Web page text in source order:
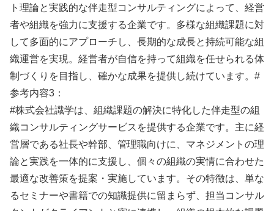
ト理論と実践的な伴走型コンサルティングによって、経営
者や組織を強力に支援する企業です。多様な組織課題に対
して多面的にアプローチし、長期的な成長と持続可能な組
織運営を実現。経営者が自信を持って組織を任せられる体
制づくりを目指し、確かな成果を提供し続けています。#
参考内容3：
#株式会社識学は、組織課題の解決に特化した伴走型の組
織コンサルティングサービスを提供する企業です。主に経
営層である社長や幹部、管理職向けに、マネジメントの理
論と実践を一体的に支援し、個々の組織の実情に合わせた
最適な改善策を提案・実施しています。その特徴は、単な
るセミナーや書籍での知識提供に留まらず、担当コンサル